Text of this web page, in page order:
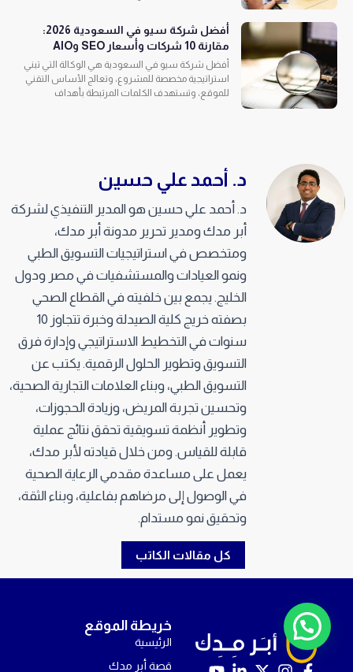
أفضل شركة سيو في السعودية 2026:
مقارنة 10 شركات وأسعار SEO وAIO
أفضل شركة سيو في السعودية هي الوكالة التي تبني
استراتيجية مخصصة للمشروع، وتعالج الأساس التقني
للموقع، وتستهدف الكلمات المرتبطة بأهداف
د. أحمد علي حسين
د. أحمد علي حسين هو المدير التنفيذي لشركة
أبر مدك ومدير تحرير مدونة أبر مدك،
ومتخصص في استراتيجيات التسويق الطبي
ونمو العيادات والمستشفيات في مصر ودول
الخليج. يجمع بين خلفيته في القطاع الصحي
بصفته خريج كلية الصيدلة وخبرة تتجاوز 10
سنوات في التخطيط الاستراتيجي وإدارة فرق
التسويق وتطوير الحلول الرقمية. يكتب عن
التسويق الطبي، وبناء العلامات التجارية الصحية،
وتحسين تجربة المريض، وزيادة الحجوزات،
وتطوير أنظمة تسويقية تحقق نتائج عملية
قابلة للقياس. ومن خلال قيادته لأبر مدك،
يعمل على مساعدة مقدمي الرعاية الصحية
في الوصول إلى مرضاهم بفاعلية، وبناء الثقة،
وتحقيق نمو مستدام.
كل مقالات الكاتب
خريطة الموقع
الرئيسية
قصة أبر مدك